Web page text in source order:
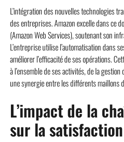
L’intégration des nouvelles technologies
des entreprises. Amazon excelle dans ce
(Amazon Web Services), soutenant son
L’entreprise utilise l’automatisation dans
améliorer l’efficacité de ses opérations.
à l’ensemble de ses activités, de la
une synergie entre les différents maillons
L’impact de la
sur la